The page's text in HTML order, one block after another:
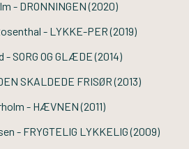
- DRONNINGEN(2020)
-LYKKE-PER(2019)
- SORG OG GLÆDE(2014)
SKALDEDE FRISØR(2013)
- HÆVNEN(2011)
- FRYGTELIG LYKKELIG(2009)